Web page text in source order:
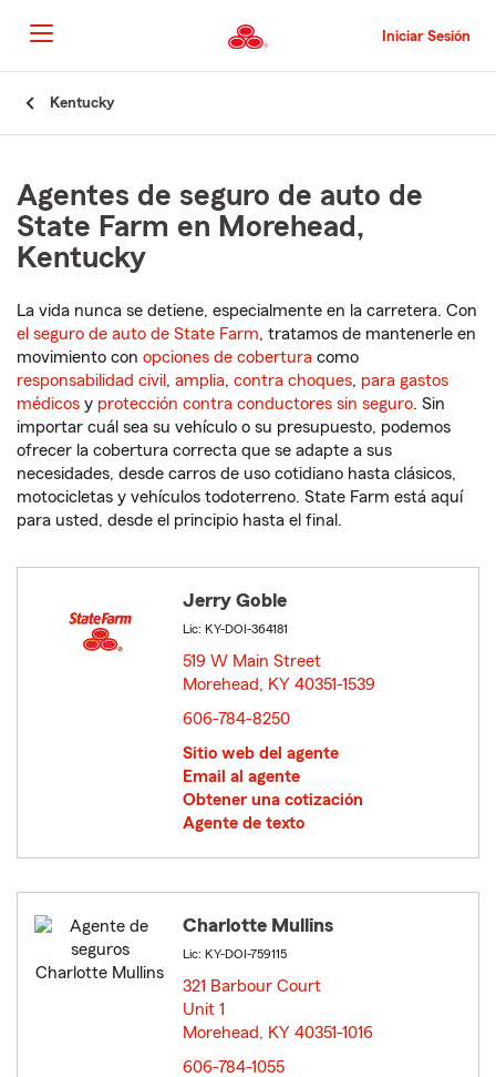
al
contenido
principal
Iniciar Sesión
Kentucky
Agentes de seguro de auto de
State Farm en Morehead,
Kentucky
La vida nunca se detiene, especialmente en la carretera. Con
el seguro de auto de State Farm, tratamos de mantenerle en
movimiento con opciones de cobertura como
responsabilidad civil , amplia, contra choques, para gastos
médicos y protección contra conductores sin seguro. Sin
importar cuál sea su vehículo o su presupuesto, podemos
ofrecer la cobertura correcta que se adapte a sus
necesidades, desde carros de uso cotidiano hasta clásicos,
motocicletas y vehículos todoterreno. State Farm está aquí
para usted, desde el principio hasta el final.
Jerry Goble
Lic: KY-DOI-364181
519 W Main Street
Morehead, KY 40351-1539
606-784-8250
Sitio web del agente
Email al agente
Obtener una cotización
Agente de texto
Charlotte Mullins
Lic: KY-DOI-759115
321 Barbour Court
Unit 1
Morehead, KY 40351-1016
606-784-1055